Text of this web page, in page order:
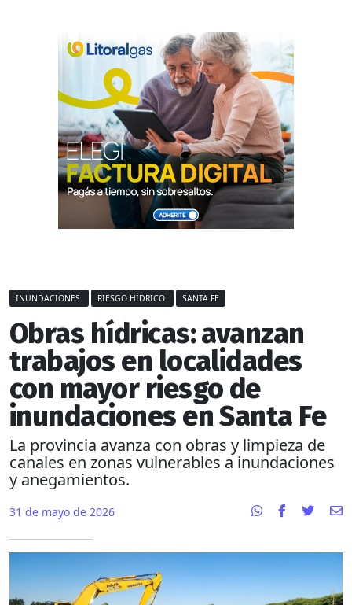
INUNDACIONES RIESGO HÍDRICO SANTA FE
Obras hídricas: avanzan
trabajos en localidades
con mayor riesgo de
inundaciones en Santa Fe
La provincia avanza con obras y limpieza de
canales en zonas vulnerables a inundaciones
y anegamientos.
31 de mayo de 2026